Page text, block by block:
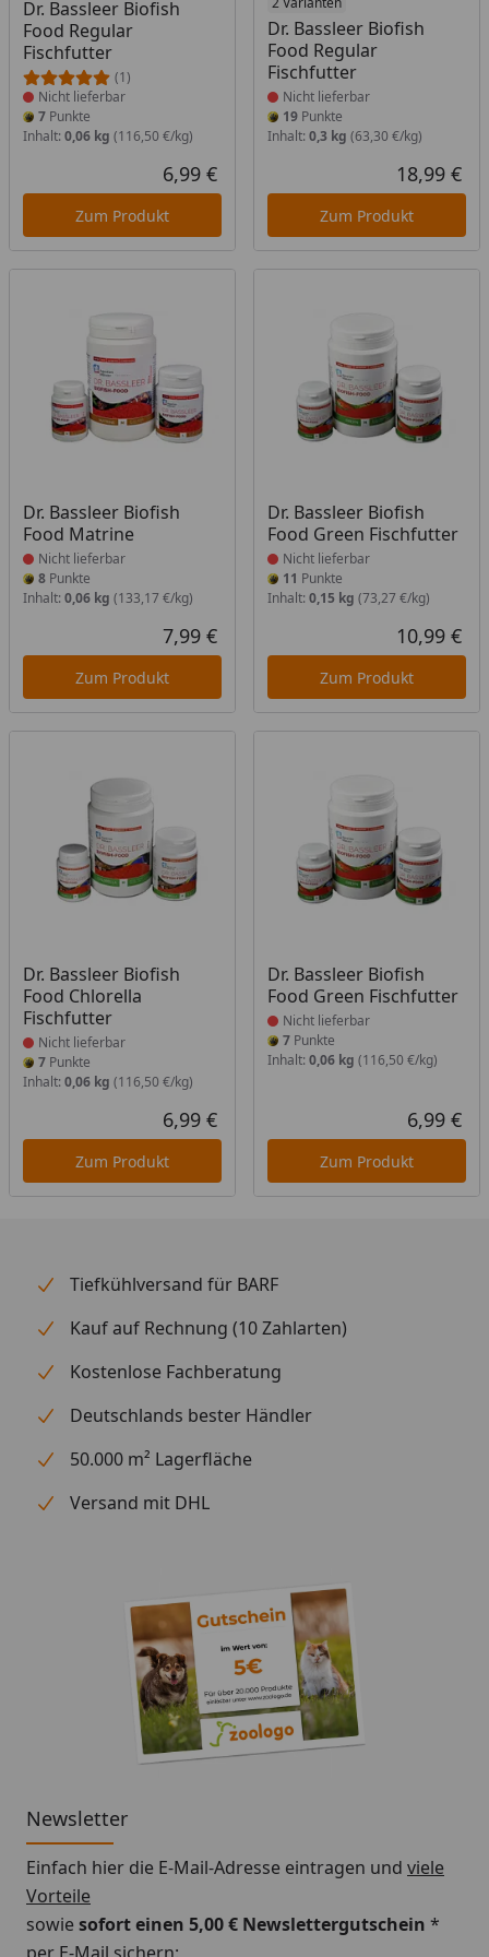
Dr. Bassleer Biofish
Food Regular
Fischfutter
(1)
Produkt nicht lieferbar
Nicht lieferbar
7 Punkte
Inhalt: 0,06 kg (116,50 €/kg)
Aktueller Preis
6,99 €
Zum Produkt
Dr. Bassleer Biofish
Food Regular
Fischfutter
Produkt nicht lieferbar
Nicht lieferbar
19Punkte
Inhalt: 0,3 kg (63,30 €/kg)
18,99 €
Zum Produkt
Dr. Bassleer Biofish
Food Matrine
Produkt nicht lieferbar
Nicht lieferbar
8 Punkte
Inhalt: 0,06 kg (133,17 €/kg)
Aktueller Preis
7,99 €
Zum Produkt
Dr. Bassleer Biofish
Food Green Fischfutter
Produkt nicht lieferbar
Nicht lieferbar
11 Punkte
Inhalt: 0,15 kg (73,27 €/kg)
10,99 €
Zum Produkt
Dr. Bassleer Biofish
Food Chlorella
Fischfutter
Produkt nicht lieferbar
Nicht lieferbar
7 Punkte
Inhalt: 0,06 kg (116,50 €/kg)
Aktueller Preis
6,99 €
Zum Produkt
Dr. Bassleer Biofish
Food Green Fischfutter
Produkt nicht lieferbar
Nicht lieferbar
7Punkte
Inhalt: 0,06 kg (116,50 €/kg)
6,99 €
Zum Produkt
Tiefkühlversand für BARF
Kauf auf Rechnung (10 Zahlarten)
Kostenlose Fachberatung
Deutschlands bester Händler
50.000 m² Lagerfläche
Versand mit DHL
Newsletter
Einfach hier die E-Mail-Adresse eintragen und viele
Vorteile
sowiesofort einen 5,00 € Newslettergutschein *